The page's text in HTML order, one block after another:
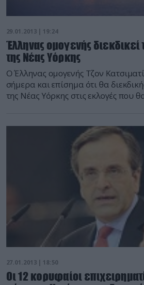
29.01.2013 | 19:24
Έλληνας ομογενής διεκδικεί
της Νέας Υόρκης
Ο Έλληνας ομογενής Τζον
σήμερα και επίσημα ότι θα
της Νέας Υόρκης στις εκλογές που
Δημοκρατικού κόμματος και
υποψήφιους για την προεδρία των
Κογκρέσο, όπως τον Μπιλ και τη
27.01.2013 | 18:50
Οι 12 κορυφαίοι